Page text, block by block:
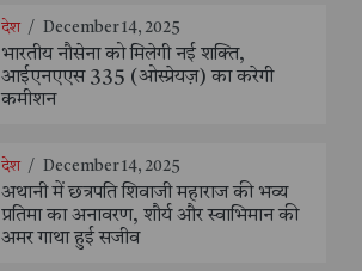
देश / December 14, 2025
भारतीय नौसेना को मिलेगी नई शक्ति,
आईएनएएस 335 (ओस्प्रेयज़) का करेगी
कमीशन
देश / December 14, 2025
अथानी में छत्रपति शिवाजी महाराज की भव्य
प्रतिमा का अनावरण, शौर्य और स्वाभिमान की
अमर गाथा हुई सजीव